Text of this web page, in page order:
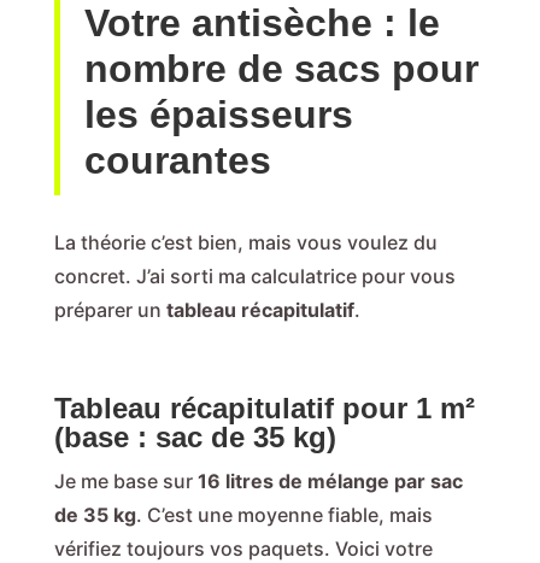
Votre antisèche : le
nombre de sacs pour
les épaisseurs
courantes
La théorie c’est bien, mais vous voulez du
concret. J’ai sorti ma calculatrice pour vous
préparer un tableau récapitulatif.
Tableau récapitulatif pour 1 m²
(base : sac de 35 kg)
Je me base sur 16 litres de mélange par sac
de 35 kg. C’est une moyenne fiable, mais
vérifiez toujours vos paquets. Voici votre